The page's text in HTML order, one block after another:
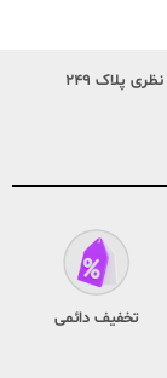
تخفیف دائمی